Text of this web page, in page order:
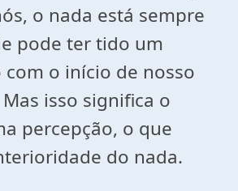
o nada está sempre
pode ter tido um
o início de nosso
isso significa o
percepção, o que
do nada.